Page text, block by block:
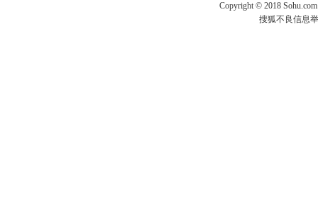
Copyright © 2018
搜狐不良信息